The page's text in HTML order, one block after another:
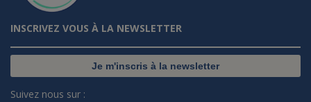
INSCRIVEZ VOUS À LA NEWSLETTER
Je m'inscris à la newsletter
Suivez nous sur :